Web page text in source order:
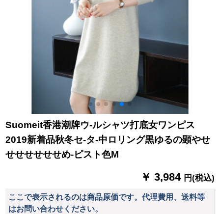
Suomeit香港潮牌ウ-ルシャツ打底女ワンピス
2019新着品秋冬セ-タ-中ロリング黒ゆるの顕やせ
せせせせせせめ-ピスト色M
￥ 3,984 円(税込)
ここで表示されるのは商品原価です。代理費用、送料等
はお問い合わせください。